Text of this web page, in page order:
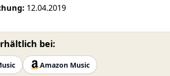
12.04.2019
bei:
Amazon Music